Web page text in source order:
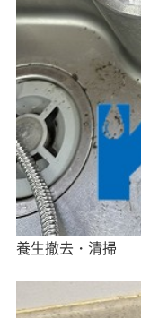
養生撤去・清掃